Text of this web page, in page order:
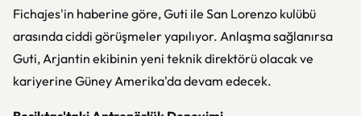
Fichajes'in haberine göre, Guti ile San Lorenzo kulübü
arasında ciddi görüşmeler yapılıyor. Anlaşma sağlanırsa
Guti, Arjantin ekibinin yeni teknik direktörü olacak ve
kariyerine Güney Amerika'da devam edecek.